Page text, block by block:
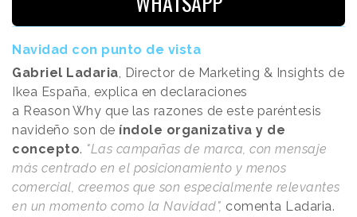
Navidad con punto de vista
Gabriel Ladaria, Director de Marketing & Insights de
Ikea España, explica en declaraciones
a Reason Why que las razones de este paréntesis
navideño son de índole organizativa y de
concepto. "Las campañas de marca, con mensaje
más centrado en el posicionamiento y menos
comercial, creemos que son especialmente relevantes
en un momento como la Navidad", comenta Ladaria.